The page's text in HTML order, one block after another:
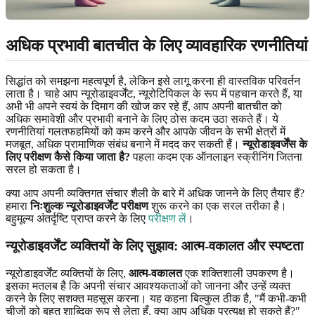
अधिक प्रभावी बातचीत के लिए व्यावहारिक रणनीतियां
सिद्धांत को समझना महत्वपूर्ण है, लेकिन इसे लागू करना ही वास्तविक परिवर्तन
लाता है। चाहे आप न्यूरोडाइवर्जेंट, न्यूरोटिपिकल के रूप में पहचान करते हैं, या
अभी भी अपने स्वयं के दिमाग की खोज कर रहे हैं, आप अपनी बातचीत को
अधिक समावेशी और प्रभावी बनाने के लिए ठोस कदम उठा सकते हैं। ये
रणनीतियां गलतफहमियों को कम करने और आपके जीवन के सभी क्षेत्रों में
मजबूत, अधिक प्रामाणिक संबंध बनाने में मदद कर सकती हैं।न्यूरोडाइवर्जेंस के
लिए परीक्षण कैसे किया जाता है? पहला कदम एक ऑनलाइन स्क्रीनिंग जितना
सरल हो सकता है।
क्या आप अपनी व्यक्तिगत संचार शैली के बारे में अधिक जानने के लिए तैयार हैं?
हमारानिःशुल्क न्यूरोडाइवर्जेंट परीक्षणशुरू करने का एक सरल तरीका है।
बहुमूल्य अंतर्दृष्टि प्राप्त करने के लिएपरीक्षण लें ।
न्यूरोडाइवर्जेंट व्यक्तियों के लिए सुझाव: आत्म-वकालत और स्पष्टता
न्यूरोडाइवर्जेंट व्यक्तियों के लिए, आत्म-वकालतएक शक्तिशाली उपकरण है।
इसका मतलब है कि अपनी संचार आवश्यकताओं को जानना और उन्हें व्यक्त
करने के लिए सशक्त महसूस करना। यह कहना बिल्कुल ठीक है, "मैं कभी-कभी
चीजों को बहुत शाब्दिक रूप से लेता हूँ, क्या आप अधिक प्रत्यक्ष हो सकते हैं?"